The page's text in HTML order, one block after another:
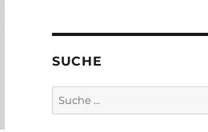
SUCHE
Suche
nach: